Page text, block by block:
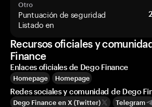
Otro
Puntuación de seguridad
Listado en
Recursos oficiales y
Finance
Enlaces oficiales de Dego Finance
Homepage Homepage
Redes sociales y comunidad de Dego
Dego Finance en X (Twitter) Telegram